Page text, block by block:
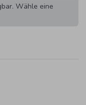
Wähle eine